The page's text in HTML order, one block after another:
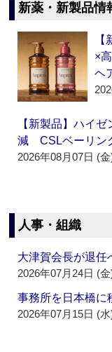
新薬・新製品情
×
ヘ
【新製品】ハイ
減 CSLベーリン
2026年08月07日 (金
人事・組織
大津賀会長が退
2026年07月24日 (金
事務所を日本橋
2026年07月15日 (水